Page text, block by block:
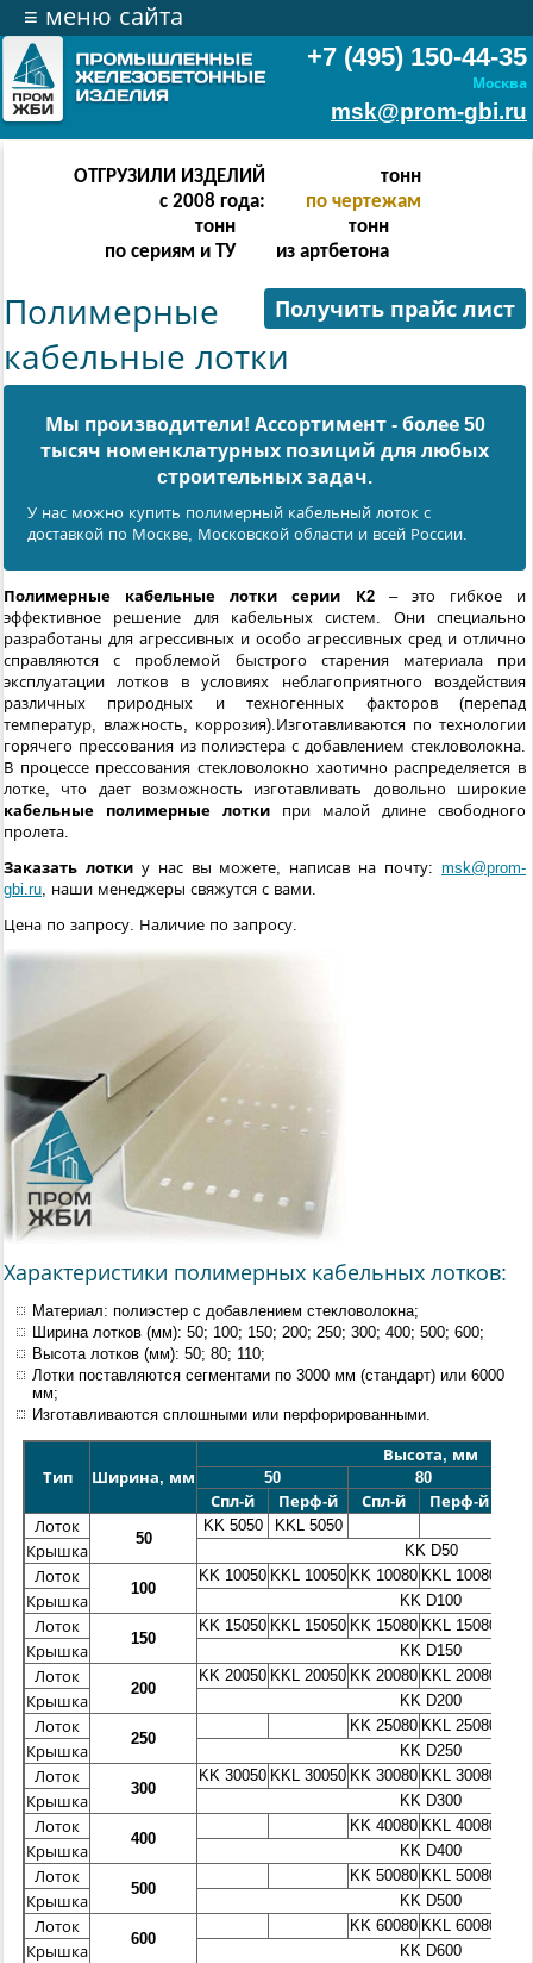
+7 (495) 150-44-35
Москва
msk@prom-gbi.ru
≡ меню сайта
ОТГРУЗИЛИ ИЗДЕЛИЙ
с 2008 года:
тонн
по чертежам
тонн
по сериям и ТУ
тонн
из артбетона
Получить прайс лист
Полимерные
кабельные лотки
Мы производители! Ассортимент - более 50
тысяч номенклатурных позиций для любых
cтроительных задач.
У нас можно купить полимерный кабельный лоток с
доставкой по Москве, Московской области и всей России.
Полимерные кабельные лотки серии К2– это гибкое и
эффективное решение для кабельных систем. Они специально
разработаны для агрессивных и особо агрессивных сред и отлично
справляются с проблемой быстрого старения материала при
эксплуатации лотков в условиях неблагоприятного воздействия
различных природных и техногенных факторов (перепад
температур, влажность, коррозия).Изготавливаются по технологии
горячего прессования из полиэстера с добавлением стекловолокна.
В процессе прессования стекловолокно хаотично распределяется в
лотке, что дает возможность изготавливать довольно широкие
кабельные полимерные лотки при малой длине свободного
пролета.
Заказать лоткиу нас вы можете, написав на почту:msk@prom-
gbi.ru, наши менеджеры свяжутся с вами.
Цена по запросу. Наличие по запросу.
Характеристики полимерных кабельных лотков:
Материал: полиэстер с добавлением стекловолокна;
Ширина лотков (мм): 50; 100; 150; 200; 250; 300; 400; 500; 600;
Высота лотков (мм): 50; 80; 110;
Лотки поставляются сегментами по 3000 мм (стандарт) или 6000
мм;
Изготавливаются сплошными или перфорированными.
Тип Ширина, мм
Высота, мм
50
80
Спл-й
Перф-й Спл-й Перф-й
Лоток
50
KK 5050
KKL 5050
Крышка
KK D50
Лоток
100
KK 10050 KKL 10050 KK 10080 KKL 10080
Крышка
KK D100
Лоток
150
KK 15050 KKL 15050 KK 15080 KKL 15080
Крышка
KK D150
Лоток
200
KK 20050 KKL 20050 KK 20080 KKL 20080
Крышка
KK D200
Лоток
250
KK 25080 KKL 25080
Крышка
KK D250
Лоток
300
KK 30050 KKL 30050 KK 30080 KKL 30080
Крышка
KK D300
Лоток
400
KK 40080 KKL 40080
Крышка
KK D400
Лоток
500
KK 50080 KKL 50080
Крышка
KK D500
Лоток
600
KK 60080 KKL 60080
Крышка
KK D600